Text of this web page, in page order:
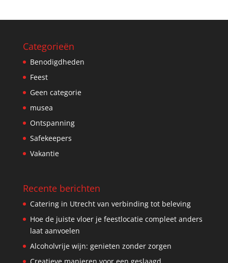
Categorieën
Benodigdheden
Feest
Geen categorie
musea
Ontspanning
Safekeepers
Vakantie
Recente berichten
Catering in Utrecht van verbinding tot beleving
Hoe de juiste vloer je feestlocatie compleet anders
laat aanvoelen
Alcoholvrije wijn: genieten zonder zorgen